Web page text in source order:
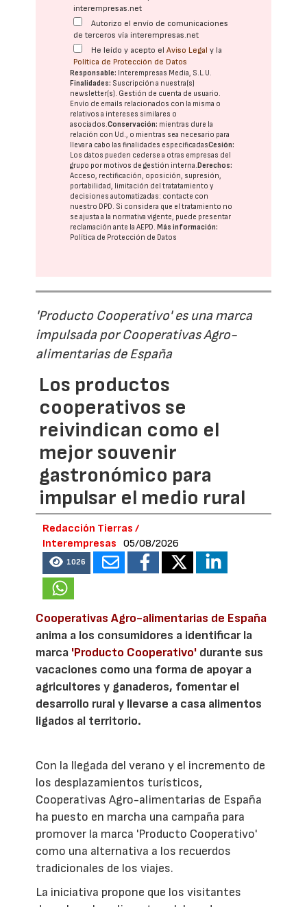
interempresas.net
Autorizo el envío de comunicaciones
de terceros vía interempresas.net
He leído y acepto elAviso Legal y la
Política de Protección de Datos
Responsable: Interempresas Media, S.L.U.
Finalidades: Suscripción a nuestra(s)
newsletter(s). Gestión de cuenta de usuario.
Envío de emails relacionados con la misma o
relativos a intereses similares o
asociados.Conservación: mientras dure la
relación con Ud., o mientras sea necesario para
llevar a cabo las finalidades especificadasCesión:
Los datos pueden cederse a otras empresas del
grupo por motivos de gestión interna.Derechos:
Acceso, rectificación, oposición, supresión,
portabilidad, limitación del tratatamiento y
decisiones automatizadas: contacte con
nuestro DPD. Si considera que el tratamiento no
se ajusta a la normativa vigente, puede presentar
reclamación ante laAEPD.Más información:
Política de Protección de Datos
'Producto Cooperativo' es una marca
impulsada por Cooperativas Agro-
alimentarias de España
Los productos
cooperativos se
reivindican como el
mejor souvenir
gastronómico para
impulsar el medio rural
Redacción Tierras /
Interempresas
05/08/2026
1026
Cooperativas Agro-alimentarias de España
anima a los consumidores a identificar la
marca 'Producto Cooperativo' durante sus
vacaciones como una forma de apoyar a
agricultores y ganaderos, fomentar el
desarrollo rural y llevarse a casa alimentos
ligados al territorio.
Con la llegada del verano y el incremento de
los desplazamientos turísticos,
Cooperativas Agro-alimentarias de España
ha puesto en marcha una campaña para
promover la marca 'Producto Cooperativo'
como una alternativa a los recuerdos
tradicionales de los viajes.
La iniciativa propone que los visitantes